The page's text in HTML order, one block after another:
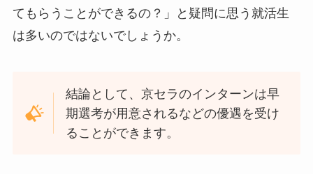
てもらうことができるの？」と疑問に思う就活生
は多いのではないでしょうか。
結論として、京セラのインターンは早
期選考が用意されるなどの優遇を受け
ることができます。